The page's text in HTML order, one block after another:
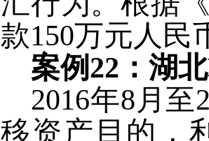
款150万元人民
案例22 ：湖
2016年8 月至
移资产目的，